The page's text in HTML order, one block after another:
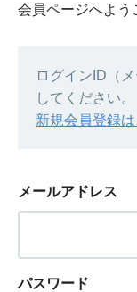
会員ページへよう
ログインID（
してください。
新規会員登録
メールアドレス
パスワード